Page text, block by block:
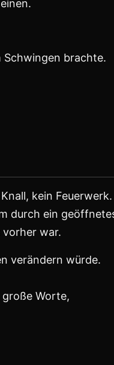
Liebe.
ließ,
im Arm hielt.
hatte. Sonnenschein.
hatte.